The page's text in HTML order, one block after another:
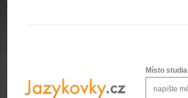
Místo studia